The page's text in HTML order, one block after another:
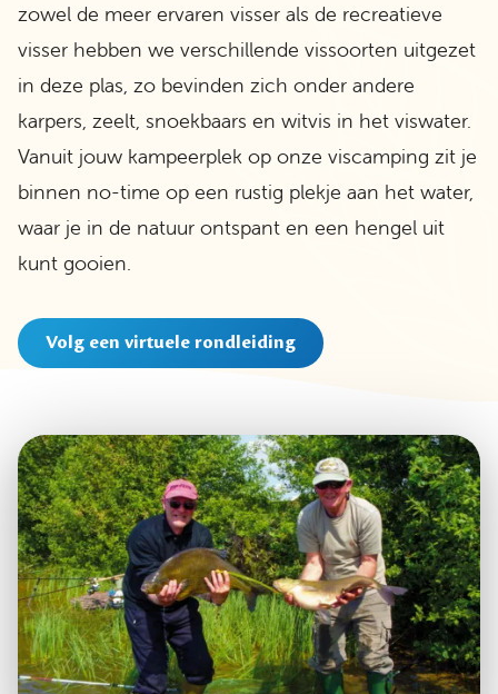
zowel de meer ervaren visser als de recreatieve
visser hebben we verschillende vissoorten uitgezet
in deze plas, zo bevinden zich onder andere
karpers, zeelt, snoekbaars en witvis in het viswater.
Vanuit jouw kampeerplek op onze viscamping zit je
binnen no-time op een rustig plekje aan het water,
waar je in de natuur ontspant en een hengel uit
kunt gooien.
Volg een virtuele rondleiding